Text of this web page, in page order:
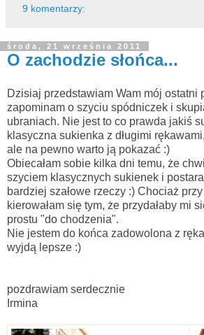
9 komentarzy:
środa, 21 września 2011
O zachodzie słońca...
Dzisiaj przedstawiam Wam mój ostatni
zapominam o szyciu spódniczek i
ubraniach. Nie jest to co prawda jakiś
klasyczna sukienka z długimi
ale na pewno warto ją pokazać :)
Obiecałam sobie kilka dni temu, że
szyciem klasycznych sukienek i
bardziej szałowe rzeczy :) Chociaż
kierowałam się tym, że przydałaby mi
prostu "do chodzenia".
Nie jestem do końca zadowolona z
wyjdą lepsze :)
pozdrawiam serdecznie
Irmina